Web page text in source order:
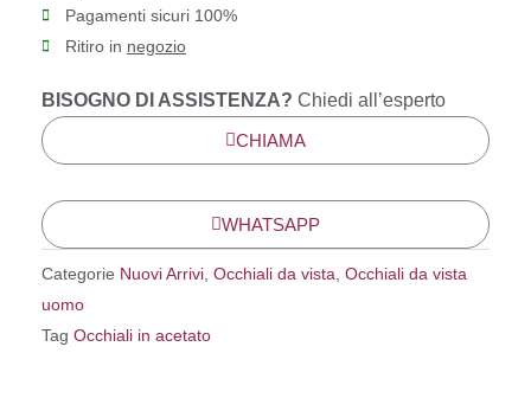
Pagamenti sicuri 100%
Ritiro in negozio
BISOGNO DI ASSISTENZA? Chiedi all’esperto
CHIAMA
WHATSAPP
Categorie Nuovi Arrivi, Occhiali da vista, Occhiali da vista
uomo
Tag Occhiali in acetato